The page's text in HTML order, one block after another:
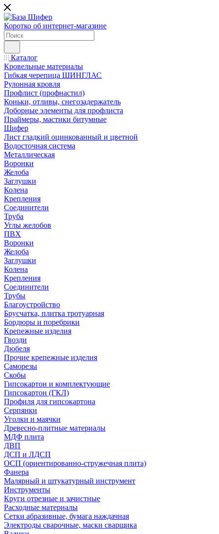
Коротко об интернет-магазине
Каталог
Кровельные материалы
Гибкая черепица ШИНГЛАС
Рулонная кровля
Профлист (профнастил)
Коньки, отливы, снегозадержатель
Доборные элементы для профлиста
Праймеры, мастики битумные
Шифер
Лист гладкий оцинкованный и цветной
Водосточная система
Металлическая
Воронки
Желоба
Заглушки
Колена
Крепления
Соединители
Труба
Углы желобов
ПВХ
Воронки
Желоба
Заглушки
Колена
Крепления
Соединители
Трубы
Благоустройство
Брусчатка, плитка тротуарная
Бордюры и поребрики
Крепежные изделия
Гвозди
Дюбеля
Прочие крепежные изделия
Саморезы
Скобы
Гипсокартон и комплектующие
Гипсокартон (ГКЛ)
Профиля для гипсокартона
Серпянки
Уголки и маячки
Древесно-плитные материалы
МДФ плита
ДВП
ДСП и ЛДСП
ОСП (ориентированно-стружечная плита)
Фанера
Малярный и штукатурный инструмент
Инструменты
Круги отрезные и зачистные
Расходные материалы
Сетки абразивные, бумага наждачная
Электроды сварочные, маски сварщика